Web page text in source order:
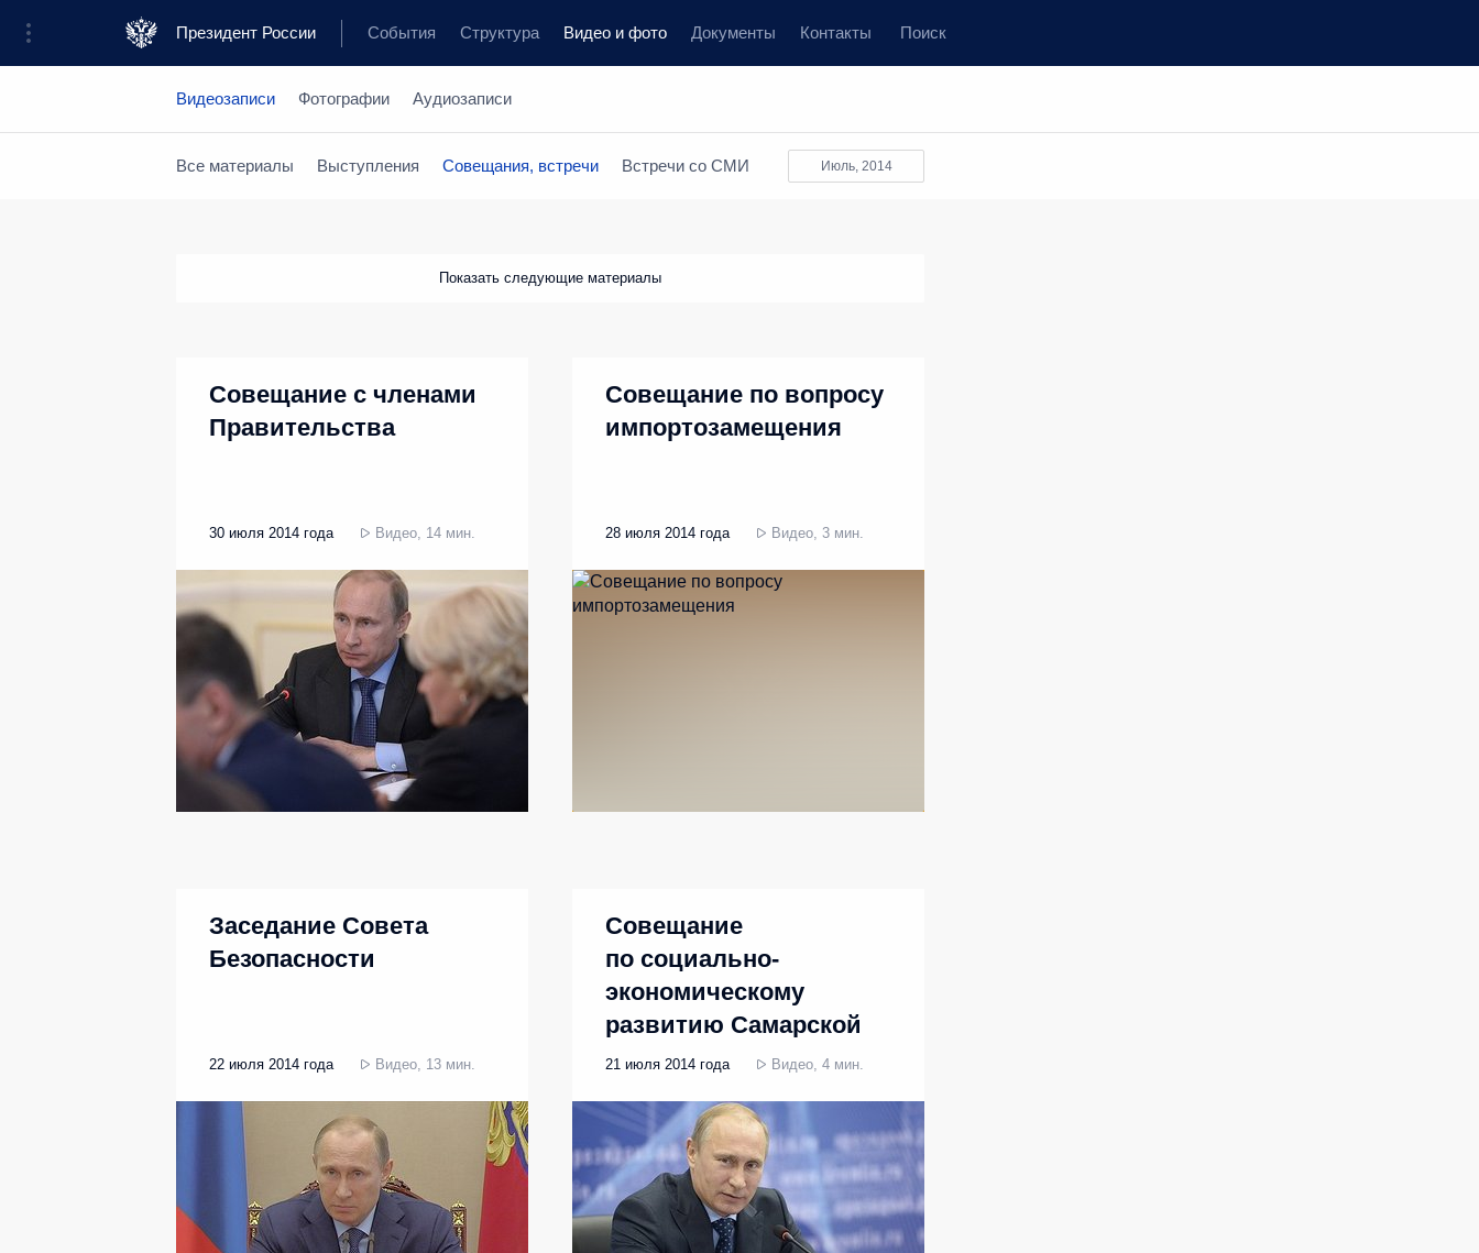
Президент России События Структура Видео и фото Документы Контакты Поиск
Видеозаписи Фотографии Аудиозаписи
июль, 2014
Все материалы Выступления Совещания, встречи Встречи со СМИ
Показать следующие материалы
Совещание с членами
Правительства
30 июля 2014 года Видео, 14 мин.
Совещание по вопросу
импортозамещения
28 июля 2014 года Видео, 3 мин.
Заседание Совета
Безопасности
22 июля 2014 года Видео, 13 мин.
Совещание
по социально-
экономическому
развитию Самарской
области
21 июля 2014 года Видео, 4 мин.